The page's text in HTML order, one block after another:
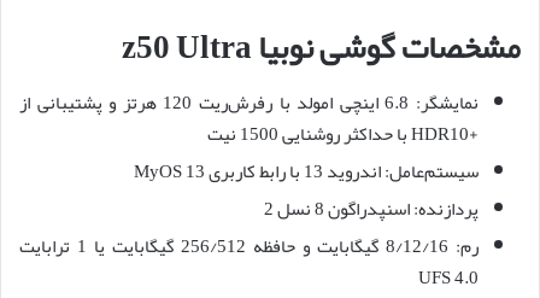
مشخصات گوشی نوبیا z50 Ultra
نمایشگر: 6.8 اینچی امولد با رفرش‌ریت 120 هرتز و پشتیبانی از
+HDR10 با حداکثر روشنایی 1500 نیت
سیستم‌عامل: اندروید 13 با رابط کاربری MyOS 13
پردازنده: اسنپدراگون 8 نسل 2
رم: 8/12/16 گیگابایت و حافظه 256/512 گیگابایت یا 1 ترابایت
UFS 4.0